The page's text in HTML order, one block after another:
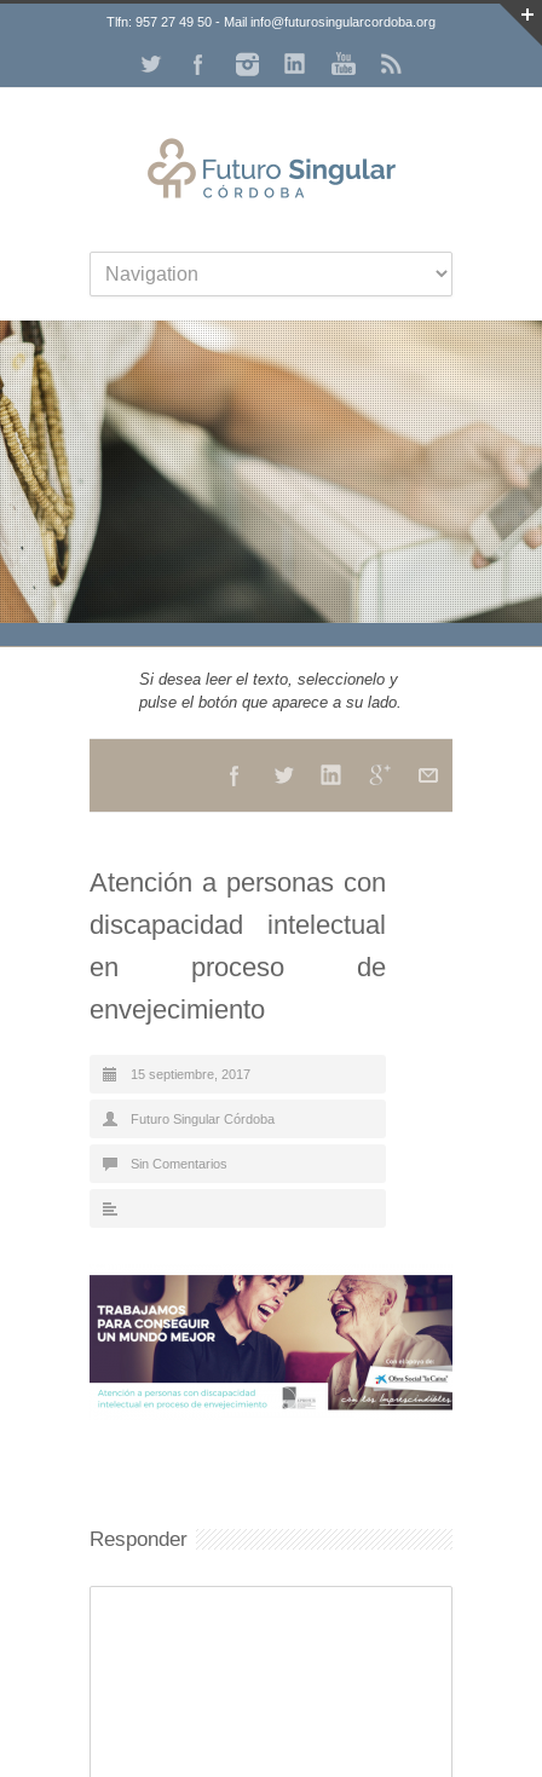
Tlfn: 957 27 49 50 - Mail info@futurosingularcordoba.org
Si desea leer el texto, seleccionelo y
pulse el botón que aparece a su lado.
Atención a personas con
discapacidad intelectual
en proceso de
envejecimiento
15 septiembre, 2017
Futuro Singular Córdoba
Sin Comentarios
Responder